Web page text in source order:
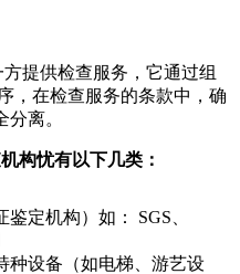
提供检查服务，它通过组
，在检查服务的条款中，确
离。
构忧有以下几类：
定机构）如： SGS、
种设备（如电梯、游艺设